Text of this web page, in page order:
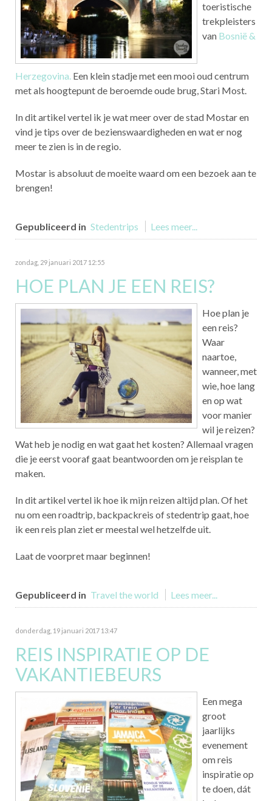
toeristische
trekpleisters
van Bosnië &
Herzegovina. Een klein stadje met een mooi oud centrum
met als hoogtepunt de beroemde oude brug, Stari Most.
In dit artikel vertel ik je wat meer over de stad Mostar en
vind je tips over de bezienswaardigheden en wat er nog
meer te zien is in de regio.
Mostar is absoluut de moeite waard om een bezoek aan te
brengen!
Gepubliceerd in Stedentrips Lees meer...
zondag, 29 januari 2017 12:55
HOE PLAN JE EEN REIS?
Hoe plan je
een reis?
Waar
naartoe,
wanneer, met
wie, hoe lang
en op wat
voor manier
wil je reizen?
Wat heb je nodig en wat gaat het kosten? Allemaal vragen
die je eerst vooraf gaat beantwoorden om je reisplan te
maken.
In dit artikel vertel ik hoe ik mijn reizen altijd plan. Of het
nu om een roadtrip, backpackreis of stedentrip gaat, hoe
ik een reis plan ziet er meestal wel hetzelfde uit.
Laat de voorpret maar beginnen!
Gepubliceerd in Travel the world Lees meer...
donderdag, 19 januari 2017 13:47
REIS INSPIRATIE OP DE
VAKANTIEBEURS
Een mega
groot
jaarlijks
evenement
om reis
inspiratie op
te doen, dát